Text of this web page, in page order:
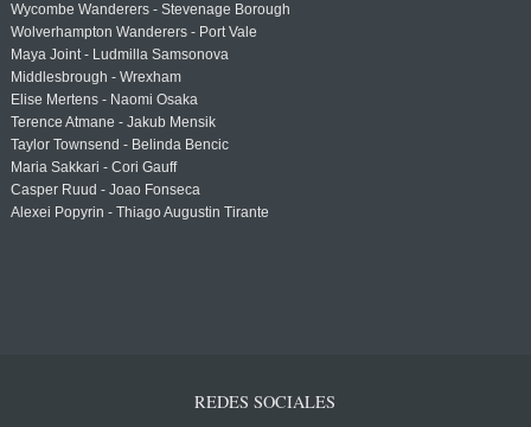
Wycombe Wanderers - Stevenage Borough
Wolverhampton Wanderers - Port Vale
Maya Joint - Ludmilla Samsonova
Middlesbrough - Wrexham
Elise Mertens - Naomi Osaka
Terence Atmane - Jakub Mensik
Taylor Townsend - Belinda Bencic
Maria Sakkari - Cori Gauff
Casper Ruud - Joao Fonseca
Alexei Popyrin - Thiago Augustin Tirante
REDES SOCIALES